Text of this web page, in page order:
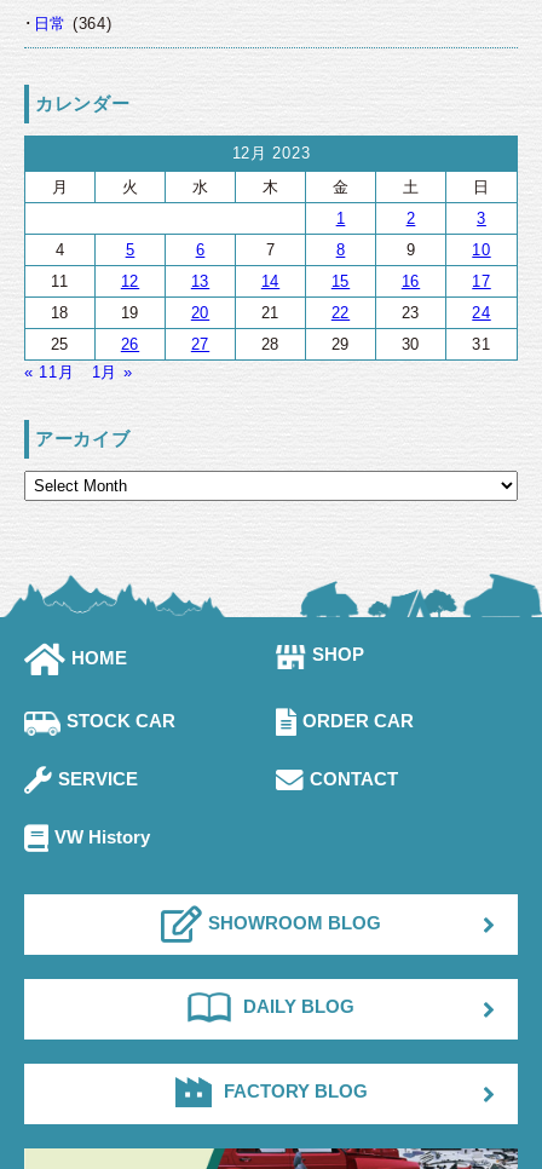
日常 (364)
カレンダー
12月 2023
月
火 水 木 金 土
日
1
2
3
4
5 6 7 8 9
10
11
12 13 14 15 16
17
18
19 20 21 22 23
24
25
26 27 28 29 30
31
« 11月
1月 »
アーカイブ
HOME SHOP
STOCK CAR ORDER CAR
SERVICE CONTACT
VW History
SHOWROOM BLOG
DAILY BLOG
FACTORY BLOG